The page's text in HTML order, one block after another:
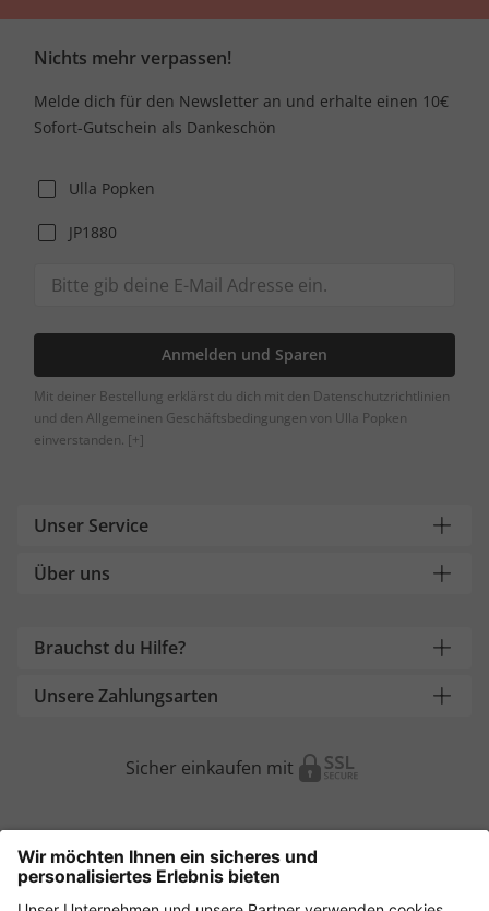
Nichts mehr verpassen!
Melde dich für den Newsletter an und erhalte einen 10€
Sofort-Gutschein als Dankeschön
Ulla Popken
JP1880
Anmelden und Sparen
Mit deiner Bestellung erklärst du dich mit den Datenschutzrichtlinien
und den Allgemeinen Geschäftsbedingungen von Ulla Popken
einverstanden. [+]
Unser Service
Über uns
Brauchst du Hilfe?
Unsere Zahlungsarten
Sicher einkaufen mit
Weitere Onlineshops